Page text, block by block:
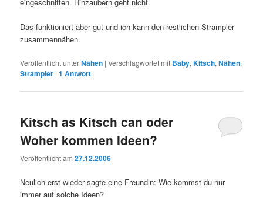
Das funktioniert aber gut und ich kann den restlichen Strampler
zusammennähen.
Veröffentlicht unterNähen |Verschlagwortet mit Baby,Kitsch,Nähen,
Strampler |1 Antwort
Kitsch as Kitsch can oder
Woher kommen Ideen?
Veröffentlicht am27.12.2006
Neulich erst wieder sagte eine Freundin: Wie kommst du nur
immer auf solche Ideen?